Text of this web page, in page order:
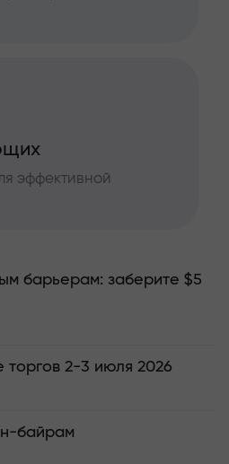
эффективной
барьерам: заберите $5
торгов 2-3 июля 2026
байрам